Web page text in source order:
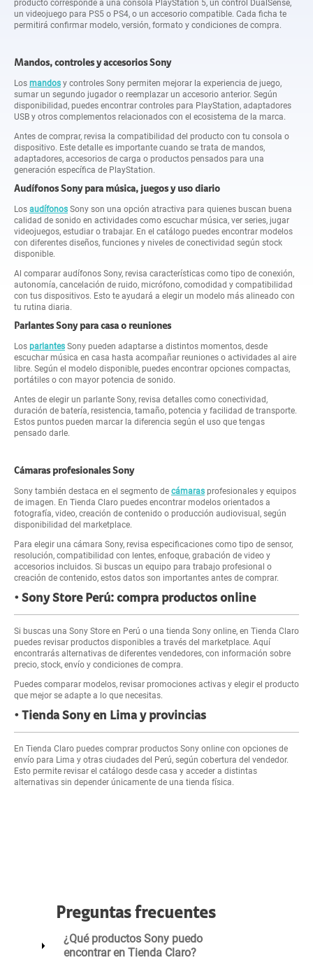
producto corresponde a una consola PlayStation 5, un control DualSense,
un videojuego para PS5 o PS4, o un accesorio compatible. Cada ficha te
permitirá confirmar modelo, versión, formato y condiciones de compra.
Mandos, controles y accesorios Sony
Los mandos y controles Sony permiten mejorar la experiencia de juego,
sumar un segundo jugador o reemplazar un accesorio anterior. Según
disponibilidad, puedes encontrar controles para PlayStation, adaptadores
USB y otros complementos relacionados con el ecosistema de la marca.
Antes de comprar, revisa la compatibilidad del producto con tu consola o
dispositivo. Este detalle es importante cuando se trata de mandos,
adaptadores, accesorios de carga o productos pensados para una
generación específica de PlayStation.
Audífonos Sony para música, juegos y uso diario
Los audífonos Sony son una opción atractiva para quienes buscan buena
calidad de sonido en actividades como escuchar música, ver series, jugar
videojuegos, estudiar o trabajar. En el catálogo puedes encontrar modelos
con diferentes diseños, funciones y niveles de conectividad según stock
disponible.
Al comparar audífonos Sony, revisa características como tipo de conexión,
autonomía, cancelación de ruido, micrófono, comodidad y compatibilidad
con tus dispositivos. Esto te ayudará a elegir un modelo más alineado con
tu rutina diaria.
Parlantes Sony para casa o reuniones
Los parlantes Sony pueden adaptarse a distintos momentos, desde
escuchar música en casa hasta acompañar reuniones o actividades al aire
libre. Según el modelo disponible, puedes encontrar opciones compactas,
portátiles o con mayor potencia de sonido.
Antes de elegir un parlante Sony, revisa detalles como conectividad,
duración de batería, resistencia, tamaño, potencia y facilidad de transporte.
Estos puntos pueden marcar la diferencia según el uso que tengas
pensado darle.
Cámaras profesionales Sony
Sony también destaca en el segmento de cámaras profesionales y equipos
de imagen. En Tienda Claro puedes encontrar modelos orientados a
fotografía, video, creación de contenido o producción audiovisual, según
disponibilidad del marketplace.
Para elegir una cámara Sony, revisa especificaciones como tipo de sensor,
resolución, compatibilidad con lentes, enfoque, grabación de video y
accesorios incluidos. Si buscas un equipo para trabajo profesional o
creación de contenido, estos datos son importantes antes de comprar.
Sony Store Perú: compra productos online
Si buscas una Sony Store en Perú o una tienda Sony online, en Tienda Claro
puedes revisar productos disponibles a través del marketplace. Aquí
encontrarás alternativas de diferentes vendedores, con información sobre
precio, stock, envío y condiciones de compra.
Puedes comparar modelos, revisar promociones activas y elegir el producto
que mejor se adapte a lo que necesitas.
Tienda Sony en Lima y provincias
En Tienda Claro puedes comprar productos Sony online con opciones de
envío para Lima y otras ciudades del Perú, según cobertura del vendedor.
Esto permite revisar el catálogo desde casa y acceder a distintas
alternativas sin depender únicamente de una tienda física.
Preguntas frecuentes
¿Qué productos Sony puedo
encontrar en Tienda Claro?